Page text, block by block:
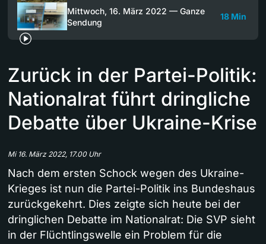
Mittwoch, 16. März 2022 — Ganze
Sendung
18 Min
Zurück in der Partei-Politik:
Nationalrat führt dringliche
Debatte über Ukraine-Krise
Mi 16. März 2022, 17.00 Uhr
Nach dem ersten Schock wegen des Ukraine-
Krieges ist nun die Partei-Politik ins Bundeshaus
zurückgekehrt. Dies zeigte sich heute bei der
dringlichen Debatte im Nationalrat: Die SVP sieht
in der Flüchtlingswelle ein Problem für die